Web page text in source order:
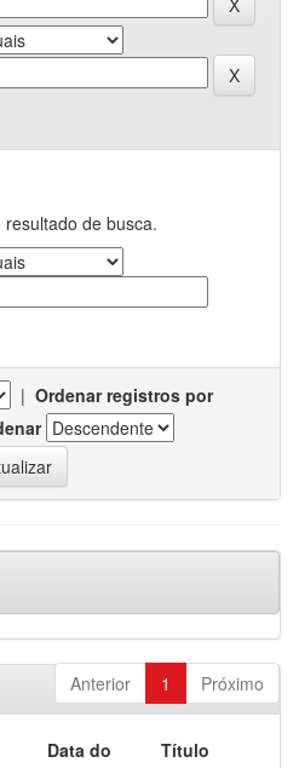
de busca.
| Ordenar registros por
Anterior 1 Próximo
Data do
Título